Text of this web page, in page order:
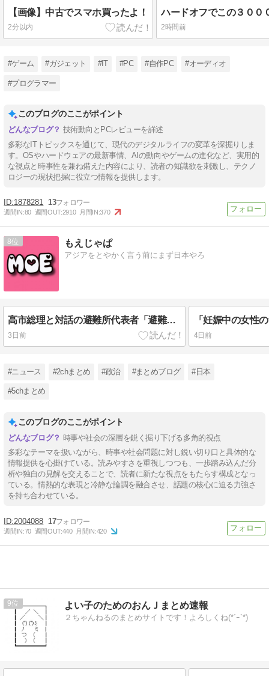
【画像】中古でスマホ買ったよ！
2分以内 2時間前
#ゲーム #ガジェット #IT #PC #自作PC #オーディオ
#プログラマー
このブログのここがポイント
技術動向とPCレビューを詳述
多彩なITトピックスを通じて、現代のデジタルライフの変革を深掘りしま
す。OSやハードウェアの最新事情、AIの動向やゲームの進化など、実用的
な視点と時事性を兼ね備えた内容により、読者の知識欲を刺激し、テクノ
ロジーの現状把握に役立つ情報を提供します。
1878281 13
週間IN:80 週間OUT:2910 月間IN:370
8 もえじゃぱ
アジアをとやかく言う前にまず日本やろ
高市総理と対話の避難所代表者「避難所の生活は至れり尽くせりで全く不自由ない、ありがとう！日本人でよかった！」
3日前 4日前
#ニュース #2chまとめ #政治 #まとめブログ #日本
#5chまとめ
このブログのここがポイント
時事や社会の深層を鋭く掘り下げる多角的視点
多彩なテーマを扱いながら、時事や社会問題に対し鋭い切り口と具体的な
情報提供を心掛けている。読みやすさを重視しつつも、一歩踏み込んだ分
析や独自の見解を交えることで、読者に新たな視点をもたらす構成となっ
ている。情熱的な表現と冷静な論調を融合させ、話題の核心に迫る力強さ
を持ち合わせている。
2004088 17
週間IN:70 週間OUT:440 月間IN:420
9 よい子のためのおんＪまとめ速報
２ちゃんねるのまとめサイトです！よろしくね(*´ｰ`*)